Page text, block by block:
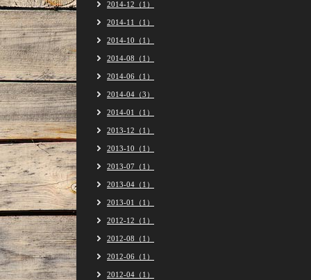
2014-12（1）
2014-11（1）
2014-10（1）
2014-08（1）
2014-06（1）
2014-04（3）
2014-01（1）
2013-12（1）
2013-10（1）
2013-07（1）
2013-04（1）
2013-01（1）
2012-12（1）
2012-08（1）
2012-06（1）
2012-04（1）